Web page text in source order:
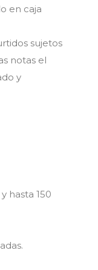
en caja
sujetos
notas el
y
hasta 150